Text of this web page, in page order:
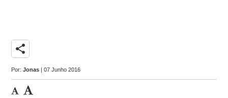
share
Por:Jonas | 07 Junho 2016